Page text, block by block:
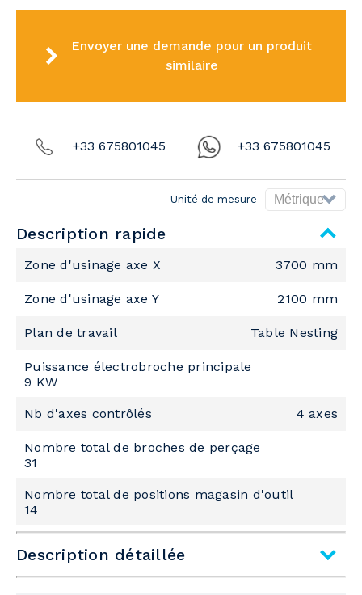
Envoyer une demande pour un produit
similaire
+33 675801045 +33 675801045
Unité de mesure
Description rapide
Zone d'usinage axe X 3700 mm
Zone d'usinage axe Y 2100 mm
Plan de travail Table Nesting
Puissance électrobroche principale
9 KW
Nb d'axes contrôlés 4 axes
Nombre total de broches de perçage
31
Nombre total de positions magasin d'outil
14
Description détaillée